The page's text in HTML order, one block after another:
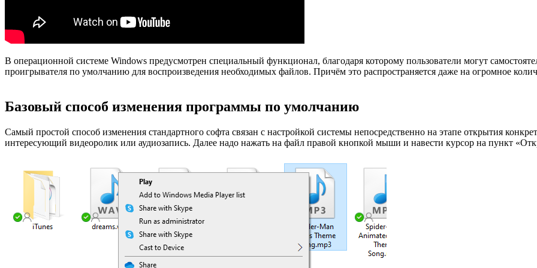
В операционной системе Windows предусмотрен специальный функционал, благодаря которому пользователи могут
проигрывателя по умолчанию для воспроизведения необходимых файлов. Причём это распространяется даже на огромное
Базовый способ изменения программы по умолчанию
Самый простой способ изменения стандартного софта связан с настройкой системы непосредственно на этапе открытия
интересующий видеоролик или аудиозапись. Далее надо нажать на файл правой кнопкой мыши и навести курсор на пункт